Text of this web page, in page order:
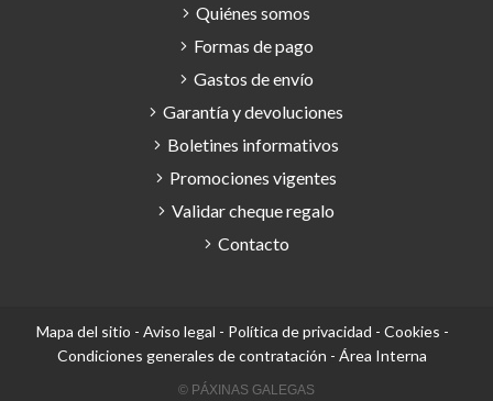
Quiénes somos
Formas de pago
Gastos de envío
Garantía y devoluciones
Boletines informativos
Promociones vigentes
Validar cheque regalo
Contacto
Mapa del sitio - Aviso legal - Política de privacidad - Cookies -
Condiciones generales de contratación - Área Interna
© PÁXINAS GALEGAS